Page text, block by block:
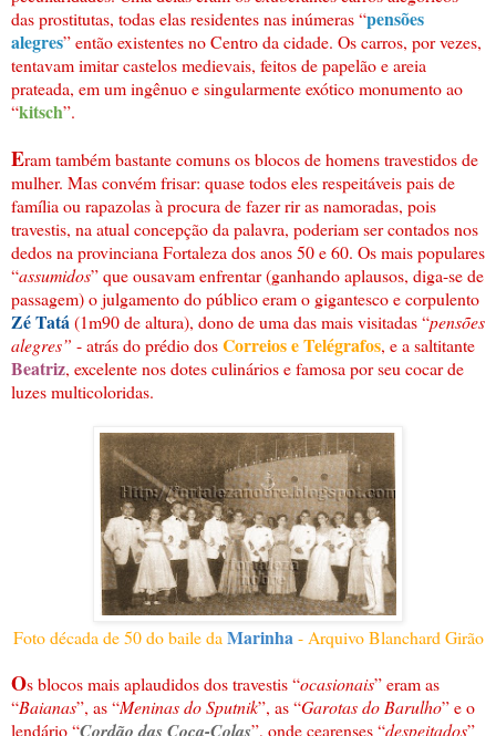
das prostitutas, todas elas residentes nas inúmeras “pensões
alegres” então existentes no Centro da cidade. Os carros, por vezes,
tentavam imitar castelos medievais, feitos de papelão e areia
prateada, em um ingênuo e singularmente exótico monumento ao
“kitsch”.
Eram também bastante comuns os blocos de homens travestidos de
mulher. Mas convém frisar: quase todos eles respeitáveis pais de
família ou rapazolas à procura de fazer rir as namoradas, pois
travestis, na atual concepção da palavra, poderiam ser contados nos
dedos na provinciana Fortaleza dos anos 50 e 60. Os mais populares
“assumidos” que ousavam enfrentar (ganhando aplausos, diga-se de
passagem) o julgamento do público eram o gigantesco e corpulento
Zé Tatá (1m90 de altura), dono de uma das mais visitadas “pensões
alegres” - atrás do prédio dosCorreios e Telégrafos, e a saltitante
Beatriz, excelente nos dotes culinários e famosa por seu cocar de
luzes multicoloridas.
Foto década de 50 do baile da Marinha - Arquivo Blanchard Girão
Os blocos mais aplaudidos dos travestis “ocasionais” eram as
“Baianas”, as “Meninas do Sputnik”, as “Garotas do Barulho” e o
lendário “Cordão das Coca-Colas”, onde cearenses “despeitados”